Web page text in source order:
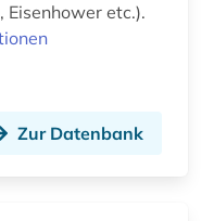
(1)
Eisenhower etc.).
Zur Datenbank